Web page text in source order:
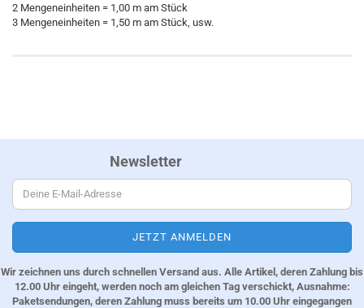
2 Mengeneinheiten = 1,00 m am Stück
3 Mengeneinheiten = 1,50 m am Stück, usw.
Newsletter
Wir zeichnen uns durch schnellen Versand aus. Alle Artikel, deren Zahlung bis
12.00 Uhr eingeht, werden noch am gleichen Tag verschickt, Ausnahme:
Paketsendungen, deren Zahlung muss bereits um 10.00 Uhr eingegangen